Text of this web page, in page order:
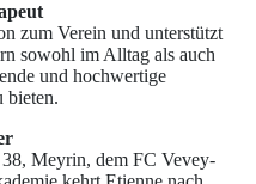
zum Verein und unterstützt
sowohl im Alltag als auch
und hochwertige
bieten.
Meyrin, dem FC Vevey-